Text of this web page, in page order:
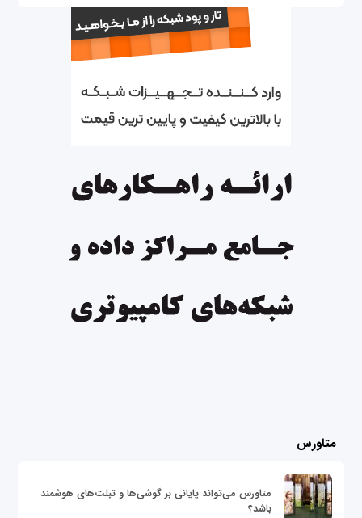
متاورس
متاورس می‌تواند پایانی بر گوشی‌ها و تبلت‌های هوشمند
باشد؟